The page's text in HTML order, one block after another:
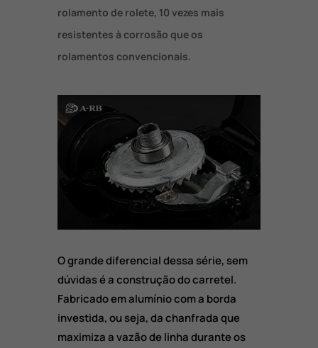
rolamento de rolete, 10 vezes mais
resistentes à corrosão que os
rolamentos convencionais.
O grande diferencial dessa série, sem
dúvidas é a construção do carretel.
Fabricado em alumínio com a borda
investida, ou seja, da chanfrada que
maximiza a vazão de linha durante os